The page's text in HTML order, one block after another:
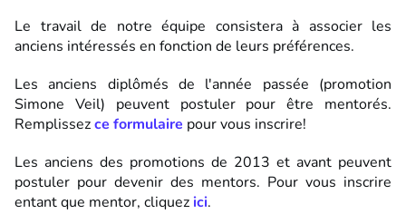
Le travail de notre équipe consistera à associer les
anciens intéressés en fonction de leurs préférences.
Les anciens diplômés de l'année passée (promotion
Simone Veil) peuvent postuler pour être mentorés.
Remplissezce formulaire pour vous inscrire!
Les anciens des promotions de 2013 et avant peuvent
postuler pour devenir des mentors. Pour vous inscrire
entant que mentor, cliquez ici.